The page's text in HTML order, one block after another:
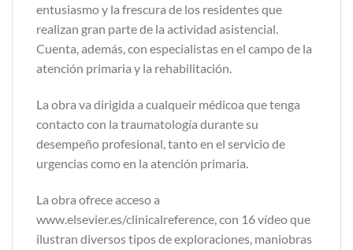
entusiasmo y la frescura de los residentes que
realizan gran parte de la actividad asistencial.
Cuenta, además, con especialistas en el campo de la
atención primaria y la rehabilitación.
La obra va dirigida a cualqueir médicoa que tenga
contacto con la traumatología durante su
desempeño profesional, tanto en el servicio de
urgencias como en la atención primaria.
La obra ofrece acceso a
www.elsevier.es/clinicalreference, con 16 vídeo que
ilustran diversos tipos de exploraciones, maniobras